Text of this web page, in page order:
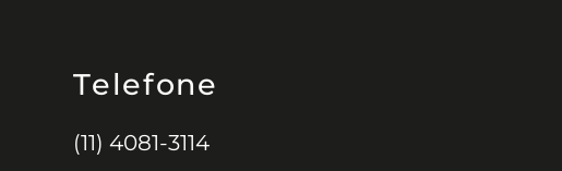
Telefone
(11) 4081-3114